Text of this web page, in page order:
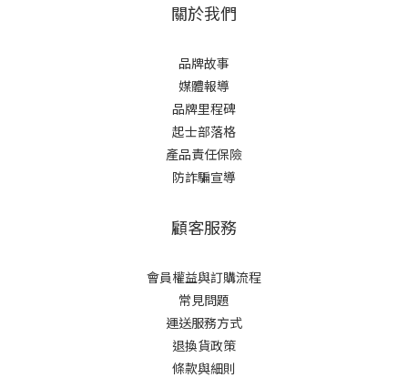
關於我們
品牌故事
媒體報導
品牌里程碑
起士部落格
產品責任保險
防詐騙宣導
顧客服務
會員權益與訂購流程
常見問題
運送服務方式
退換貨政策
條款與細則